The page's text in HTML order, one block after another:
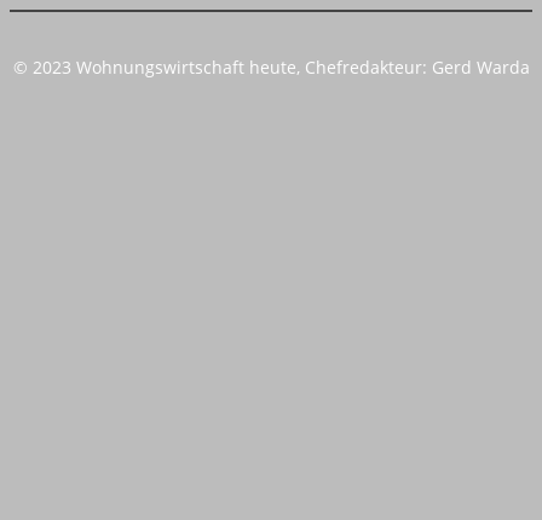
© 2023 Wohnungswirtschaft heute, Chefredakteur: Gerd Warda